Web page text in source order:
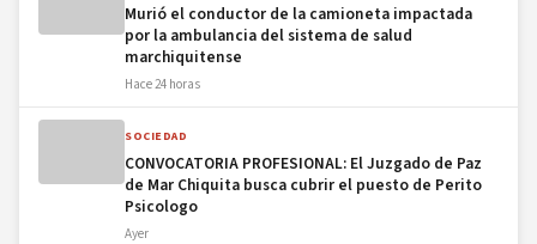
Murió el conductor de la camioneta impactada
por la ambulancia del sistema de salud
marchiquitense
Hace 24 horas
SOCIEDAD
CONVOCATORIA PROFESIONAL: El Juzgado de Paz
de Mar Chiquita busca cubrir el puesto de Perito
Psicologo
Ayer